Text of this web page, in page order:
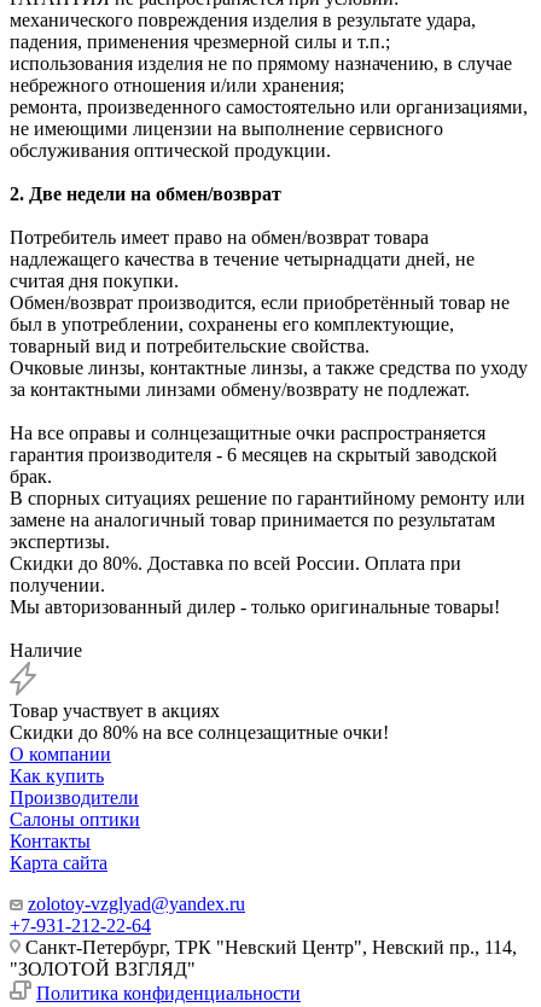
механического повреждения изделия в результате удара,
падения, применения чрезмерной силы и т.п.;
использования изделия не по прямому назначению, в случае
небрежного отношения и/или хранения;
ремонта, произведенного самостоятельно или организациями,
не имеющими лицензии на выполнение сервисного
обслуживания оптической продукции.
2. Две недели на обмен/возврат
Потребитель имеет право на обмен/возврат товара
надлежащего качества в течение четырнадцати дней, не
считая дня покупки.
Обмен/возврат производится, если приобретённый товар не
был в употреблении, сохранены его комплектующие,
товарный вид и потребительские свойства.
Очковые линзы, контактные линзы, а также средства по уходу
за контактными линзами обмену/возврату не подлежат.
На все оправы и солнцезащитные очки распространяется
гарантия производителя - 6 месяцев на скрытый заводской
брак.
В спорных ситуациях решение по гарантийному ремонту или
замене на аналогичный товар принимается по результатам
экспертизы.
Скидки до 80%. Доставка по всей России. Оплата при
получении.
Мы авторизованный дилер - только оригинальные товары!
Наличие
Товар участвует в акциях
Скидки до 80% на все солнцезащитные очки!
О компании
Как купить
Производители
Салоны оптики
Контакты
Карта сайта
zolotoy-vzglyad@yandex.ru
+7-931-212-22-64
Санкт-Петербург, ТРК "Невский Центр", Невский пр., 114,
"ЗОЛОТОЙ ВЗГЛЯД"
Политика конфиденциальности